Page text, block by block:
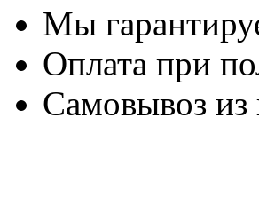
Мы
Оплата при
Самовывоз из